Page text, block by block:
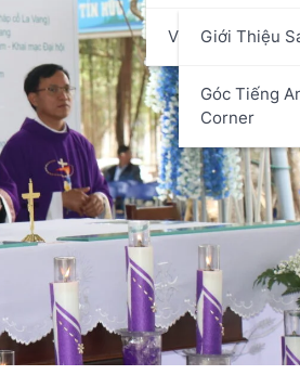
Văn Hóa Nghệ
Giới Thiệu
Góc Tiếng
Corner